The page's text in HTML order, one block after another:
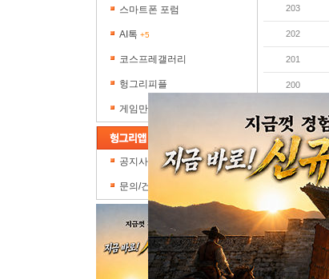
스마트폰 포럼
AI톡 +5
코스프레갤러리
헝그리피플
게임만평
공지사항
문의/건의
203
202
201
200
198